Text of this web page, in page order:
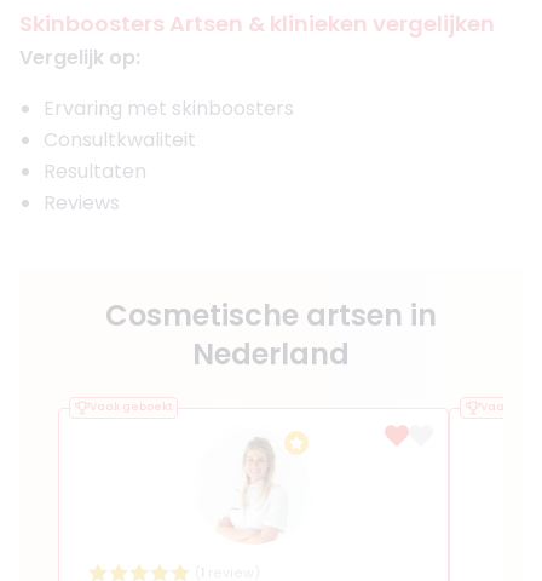
Skinboosters Artsen & klinieken vergelijken
Vergelijk op:
Ervaring met skinboosters
Consultkwaliteit
Resultaten
Reviews
Cosmetische artsen in
Nederland
Vaak geboekt Vaak